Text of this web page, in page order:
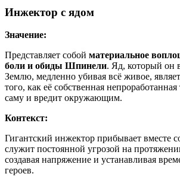
Инжектор с ядом
Значение:
Представляет собой материальное
боли и обиды Шпинели. Яд, который он
Землю, медленно убивая всё живое,
того, как её собственная непроработанная
саму и вредит окружающим.
Контекст:
Гигантский инжектор прибывает вместе
служит постоянной угрозой на
создавая напряжение и устанавливая
героев.